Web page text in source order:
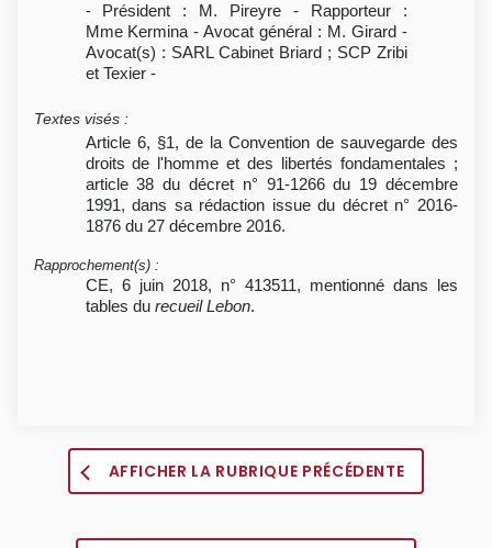
- Président : M. Pireyre - Rapporteur :
Mme Kermina - Avocat général : M. Girard -
Avocat(s) : SARL Cabinet Briard ; SCP Zribi
et Texier -
Textes visés :
Article 6, §1, de la Convention de sauvegarde des
droits de l'homme et des libertés fondamentales ;
article 38 du décret n° 91-1266 du 19 décembre
1991, dans sa rédaction issue du décret n° 2016-
1876 du 27 décembre 2016.
Rapprochement(s) :
CE, 6 juin 2018, n° 413511, mentionné dans les
tables du recueil Lebon.
AFFICHER LA RUBRIQUE PRÉCÉDENTE